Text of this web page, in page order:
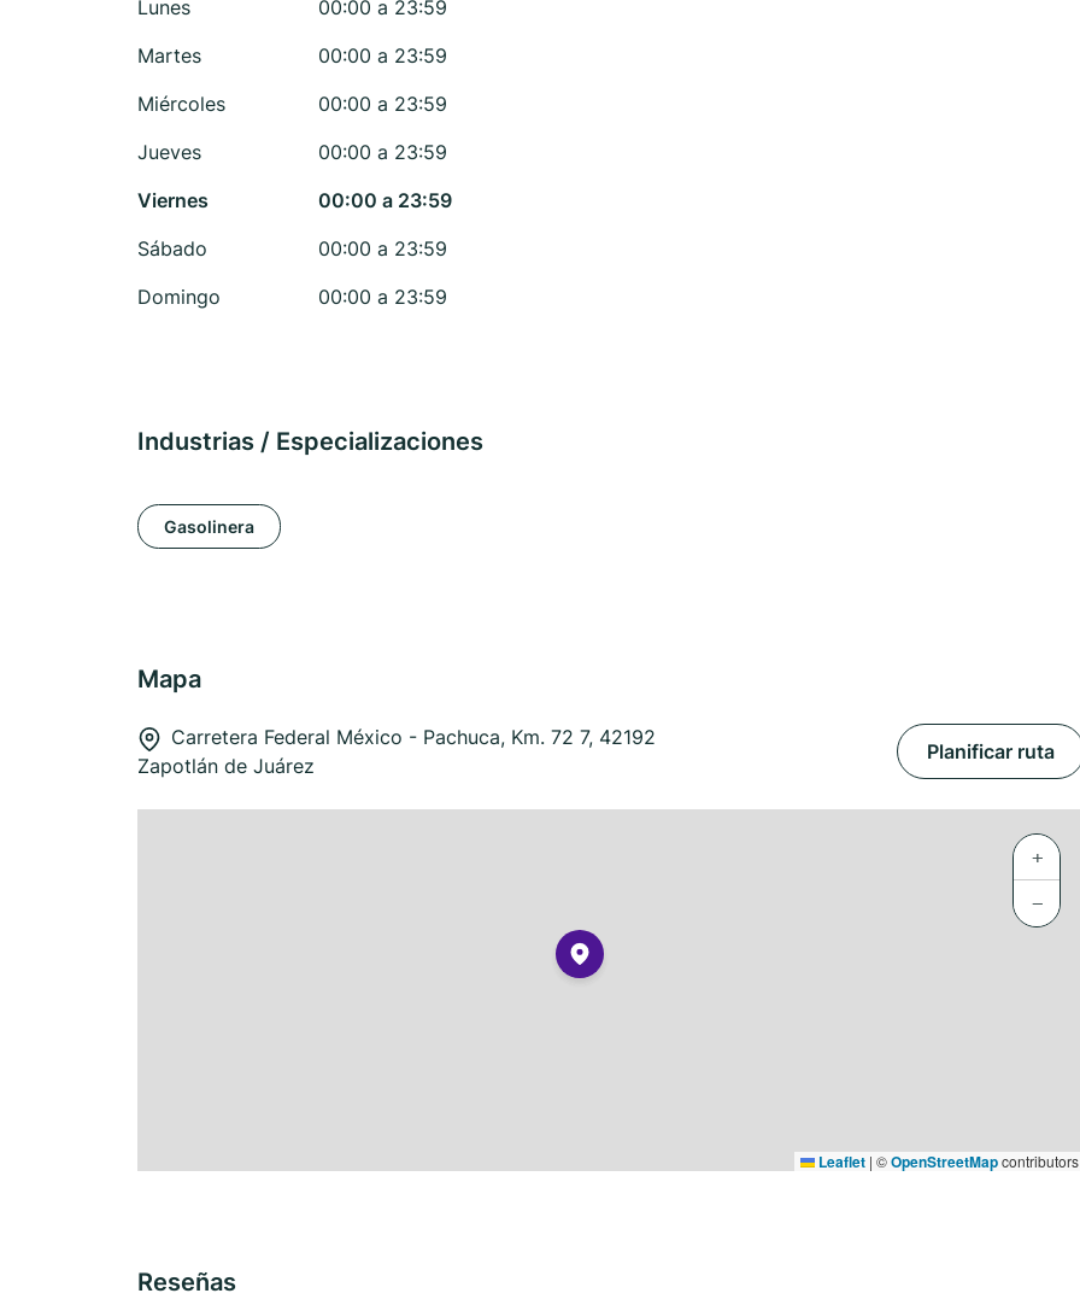
Lunes
00:00 a 23:59
Martes
00:00 a 23:59
Miércoles
00:00 a 23:59
Jueves
00:00 a 23:59
Viernes
00:00 a 23:59
Sábado
00:00 a 23:59
Domingo
00:00 a 23:59
Industrias / Especializaciones
Gasolinera
Mapa
Carretera Federal México - Pachuca, Km. 72 7, 42192
Zapotlán de Juárez
Planificar ruta
+
−
Leaflet | ©OpenStreetMapcontributors
Reseñas